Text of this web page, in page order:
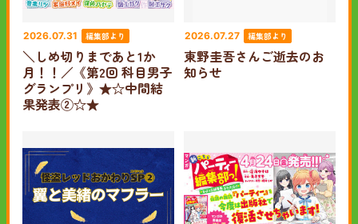
2026.07.31 編集部より
＼しめ切りまであと1か
月！！／《第2回 科目男子
グランプリ》★☆中間結
果発表②☆★
2026.07.27 編集部より
東野圭吾さんご逝去のお
知らせ